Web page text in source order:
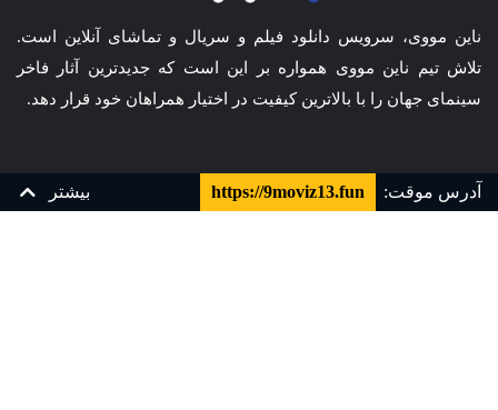
آدرس موقت: https://9moviz13.fun بیشتر
ناین مووی، سرویس دانلود فیلم و سریال و تماشای آنلاین است.
تلاش تیم ناین مووی همواره بر این است که جدیدترین آثار فاخر
سینمای جهان را با بالاترین کیفیت در اختیار همراهان خود قرار دهد.